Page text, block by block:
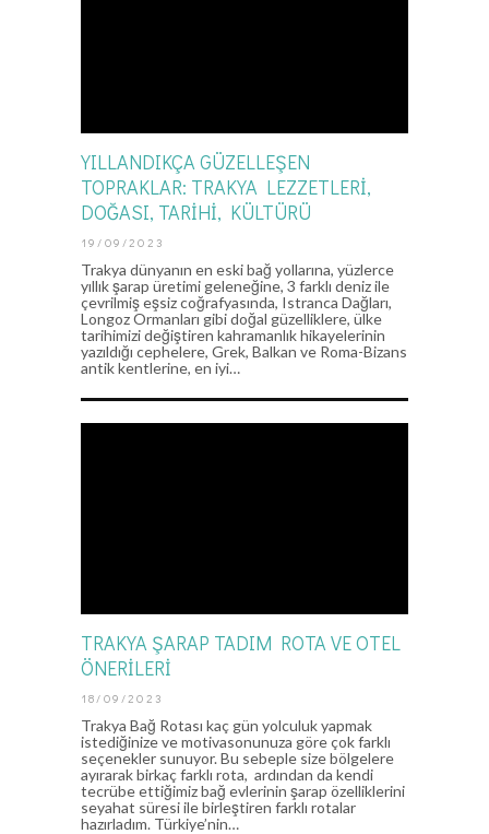
YILLANDIKÇA GÜZELLEŞEN
TOPRAKLAR: TRAKYA LEZZETLERİ,
DOĞASI, TARİHİ, KÜLTÜRÜ
19/09/2023
Trakya dünyanın en eski bağ yollarına, yüzlerce
yıllık şarap üretimi geleneğine, 3 farklı deniz ile
çevrilmiş eşsiz coğrafyasında, Istranca Dağları,
Longoz Ormanları gibi doğal güzelliklere, ülke
tarihimizi değiştiren kahramanlık hikayelerinin
yazıldığı cephelere, Grek, Balkan ve Roma-Bizans
antik kentlerine, en iyi…
TRAKYA ŞARAP TADIM ROTA VE OTEL
ÖNERİLERİ
18/09/2023
Trakya Bağ Rotası kaç gün yolculuk yapmak
istediğinize ve motivasonunuza göre çok farklı
seçenekler sunuyor. Bu sebeple size bölgelere
ayırarak birkaç farklı rota, ardından da kendi
tecrübe ettiğimiz bağ evlerinin şarap özelliklerini
seyahat süresi ile birleştiren farklı rotalar
hazırladım. Türkiye’nin…